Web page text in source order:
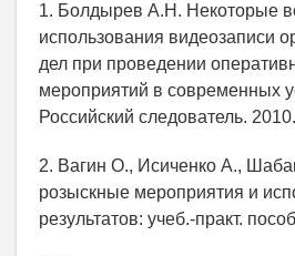
1. Болдырев А.Н. Некоторые
использования видеозаписи
дел при проведении
мероприятий в современных
Российский следователь.
2. Вагин О., Исиченко А.,
розыскные мероприятия и
результатов: учеб.-практ.